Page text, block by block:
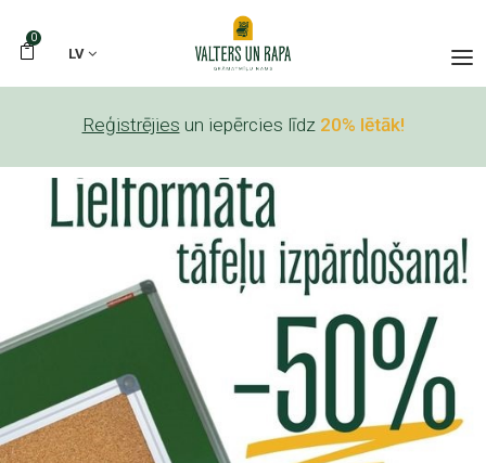
0
LV
Reģistrējies un iepērcies līdz 20% lētāk!